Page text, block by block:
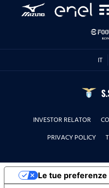
IT
INVESTOR RELATOR
PRIVACY POLICY
Le tue preferenze